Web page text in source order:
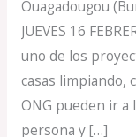
Ouagadougou
JUEVES 16
uno de los
casas limpiando,
ONG pueden ir a
persona y […]